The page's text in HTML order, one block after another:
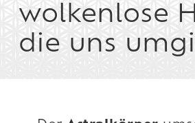
wolkenlose
die uns